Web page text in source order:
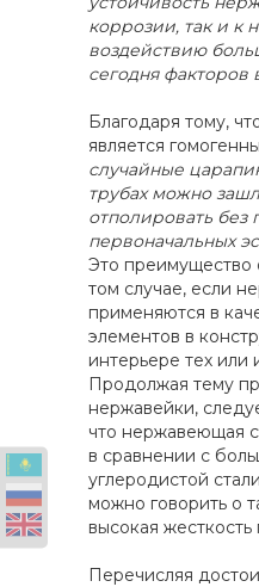
коррозии, так и к
воздействию
сегодня
Благодаря тому,
является
случайные
трубах можно
отполировать без
первоначальных
Это преимущество
том случае, если
применяются в
элементов в
интерьере тех
Продолжая тему
нержавейки,
что нержавеющая
в сравнении с
углеродистой
можно говорить о
высокая жесткость
Перечисляя